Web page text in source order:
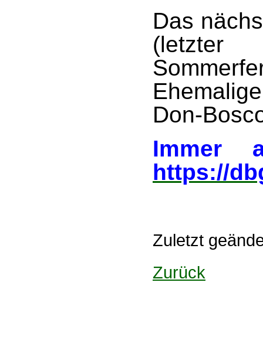
Das
Don-
Immer
https://
Zuletzt
Zurück